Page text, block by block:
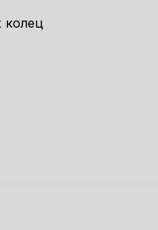
колец